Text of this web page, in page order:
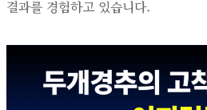
결과를 경험하고 있습니다.